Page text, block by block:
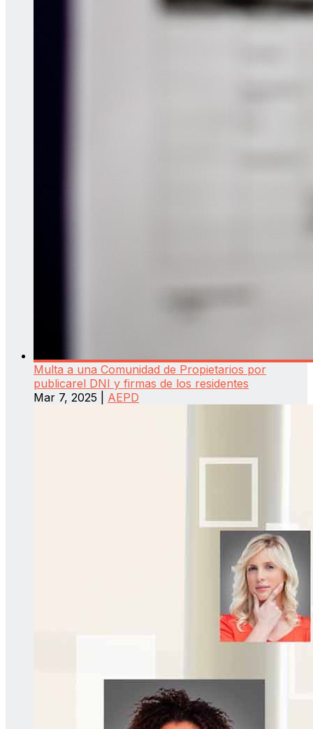
Multa a una Comunidad de Propietarios por
publicarel DNI y firmas de los residentes
Mar 7, 2025
AEPD